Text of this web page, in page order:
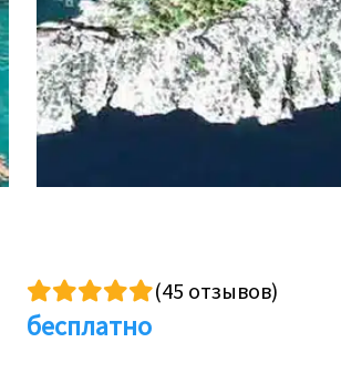
(45 отзывов)
бесплатно